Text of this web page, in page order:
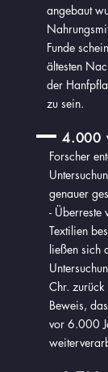
angebaut
Funde
ältesten
der
zu sein.
4.000
Forscher
genauer
- Überreste
Textilien
ließen sich
Chr.
Beweis,
vor 6.000